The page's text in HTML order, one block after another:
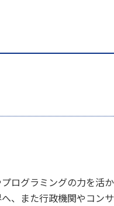
ログラミングの力を活か
、また行政機関やコンサ